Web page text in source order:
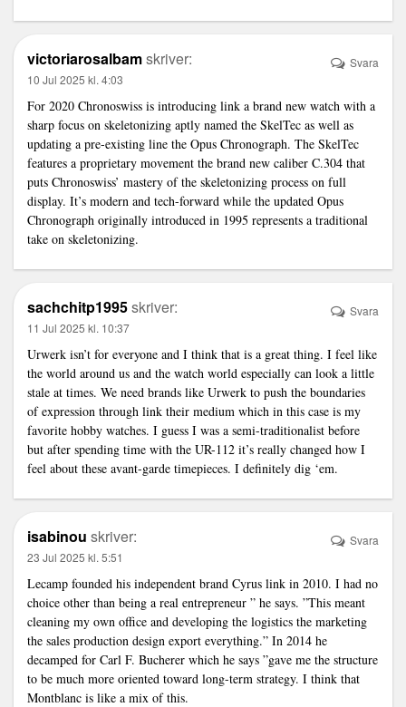
victoriarosalbamskriver:
10 Jul 2025 kl. 4:03
For 2020 Chronoswiss is introducing link a brand new watch with a
sharp focus on skeletonizing aptly named the SkelTec as well as
updating a pre-existing line the Opus Chronograph. The SkelTec
features a proprietary movement the brand new caliber C.304 that
puts Chronoswiss’ mastery of the skeletonizing process on full
display. It’s modern and tech-forward while the updated Opus
Chronograph originally introduced in 1995 represents a traditional
take on skeletonizing.
Svara
sachchitp1995skriver:
11 Jul 2025 kl. 10:37
Urwerk isn’t for everyone and I think that is a great thing. I feel like
the world around us and the watch world especially can look a little
stale at times. We need brands like Urwerk to push the boundaries
of expression through link their medium which in this case is my
favorite hobby watches. I guess I was a semi-traditionalist before
but after spending time with the UR-112 it’s really changed how I
feel about these avant-garde timepieces. I definitely dig ‘em.
Svara
isabinou skriver:
23 Jul 2025 kl. 5:51
Lecamp founded his independent brand Cyrus link in 2010. I had no
choice other than being a real entrepreneur ” he says. ”This meant
cleaning my own office and developing the logistics the marketing
the sales production design export everything.” In 2014 he
decamped for Carl F. Bucherer which he says ”gave me the structure
to be much more oriented toward long-term strategy. I think that
Montblanc is like a mix of this.
Svara